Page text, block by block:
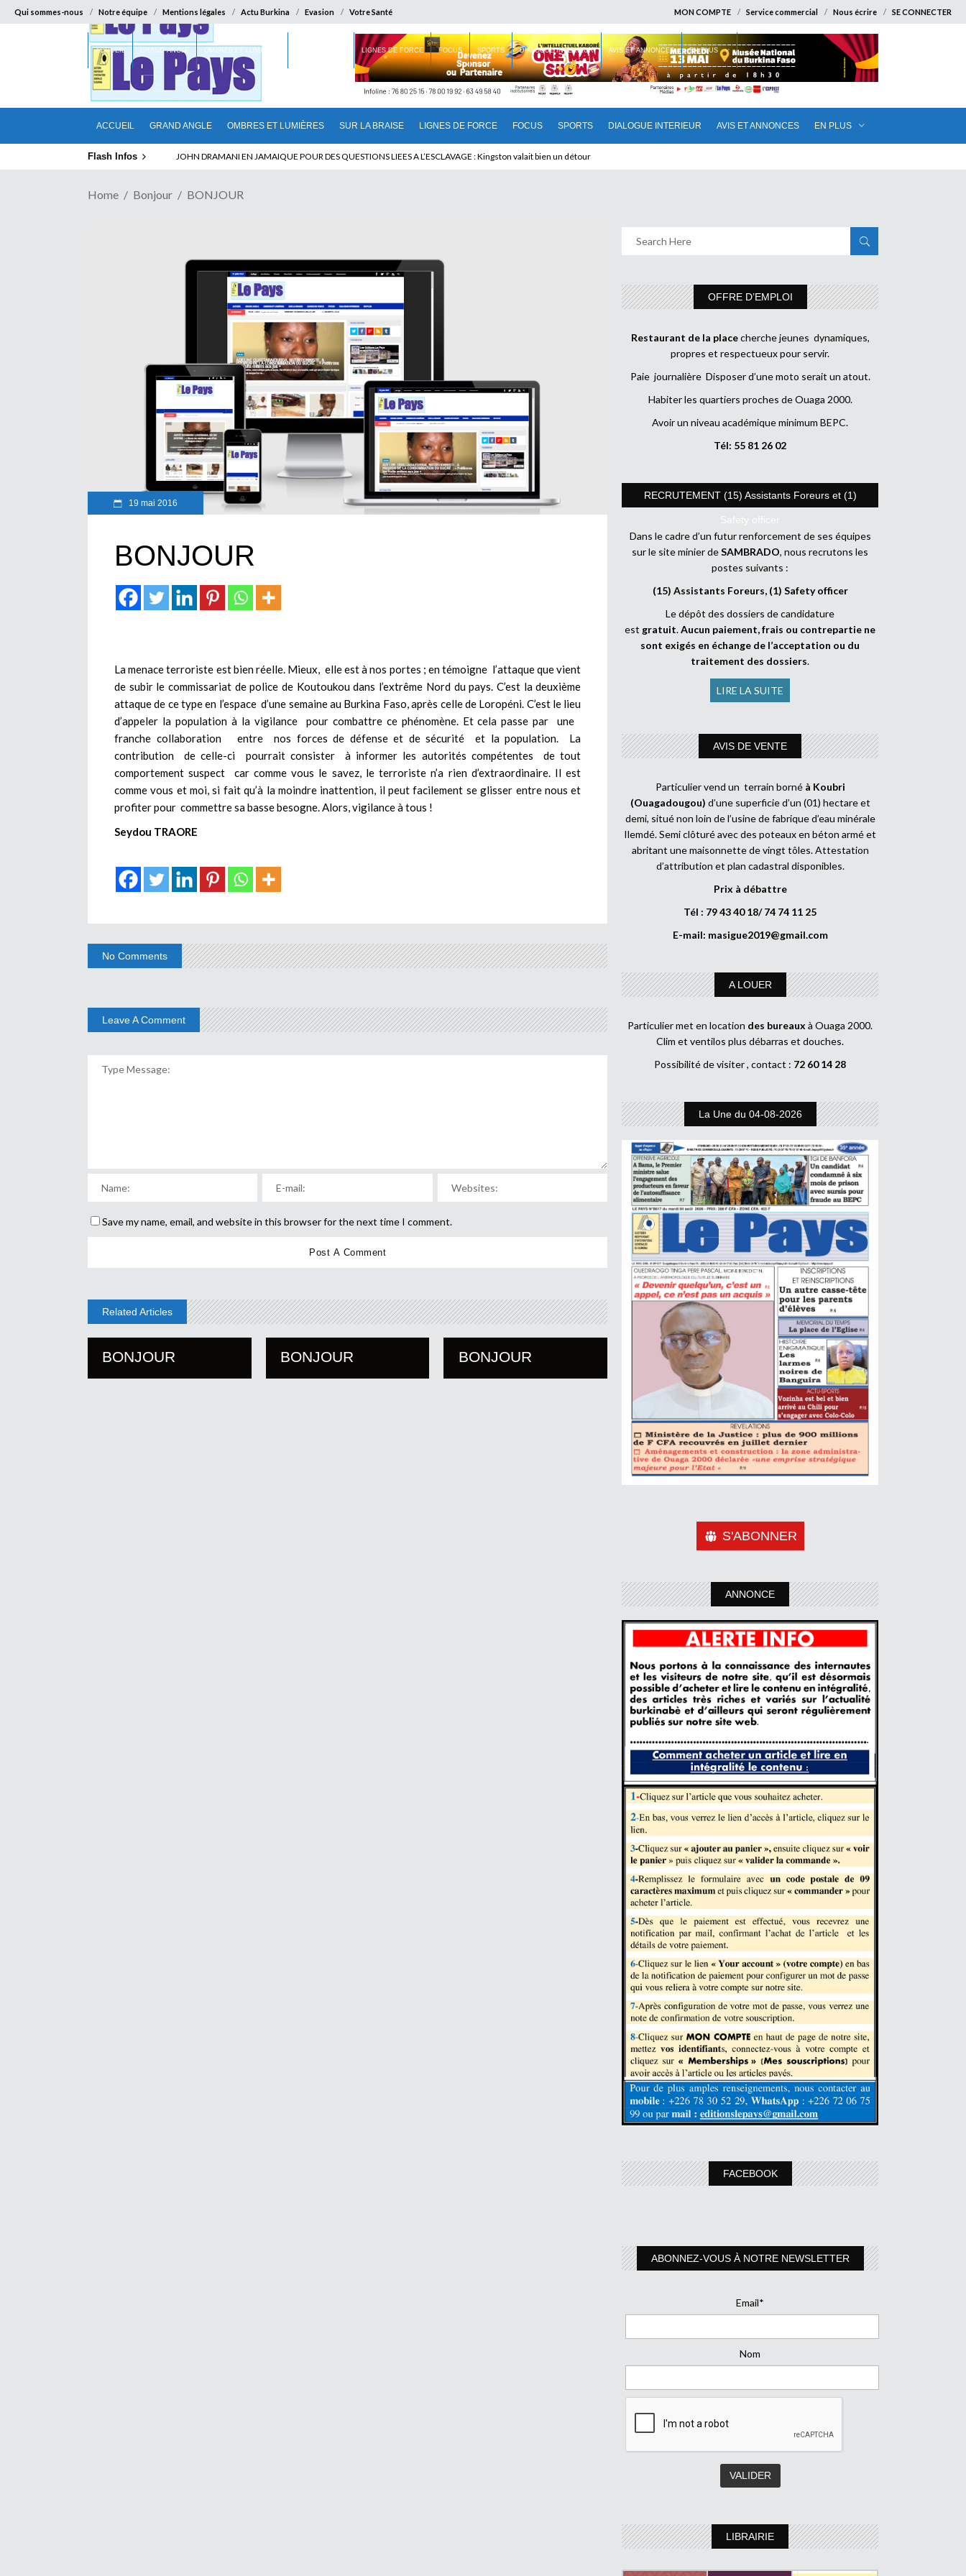
Qui sommes-nous Notre équipe Mentions légales Actu Burkina Evasion Votre Santé MON COMPTE Service commercial Nous écrire SE CONNECTER
ACCUEIL GRAND ANGLE OMBRES ET LUMIÈRES SUR LA BRAISE LIGNES DE FORCE FOCUS SPORTS DIALOGUE INTERIEUR AVIS ET ANNONCES EN PLUS
ACCUEIL GRAND ANGLE OMBRES ET LUMIÈRES LIGNES DE FORCE FOCUS SPORTS DIALOGUE INTERIEUR AVIS ET ANNONCES EN PLUS
Flash Infos ELECTION DE TALON A LA TETE DU SENAT BENINOIS : Quand Patrice quitte le pouvoir sans partir !
Home Bonjour BONJOUR
19 mai 2016
BONJOUR
La menace terroriste est bien réelle. Mieux, elle est à nos portes ; en témoigne l’attaque que vient
de subir le commissariat de police de Koutoukou dans l’extrême Nord du pays. C’est la deuxième
attaque de ce type en l’espace d’une semaine au Burkina Faso, après celle de Loropéni. C’est le lieu
d’appeler la population à la vigilance pour combattre ce phénomène. Et cela passe par une
franche collaboration entre nos forces de défense et de sécurité et la population. La
contribution de celle-ci pourrait consister à informer les autorités compétentes de tout
comportement suspect car comme vous le savez, le terroriste n’a rien d’extraordinaire. Il est
comme vous et moi, si fait qu’à la moindre inattention, il peut facilement se glisser entre nous et
profiter pour commettre sa basse besogne. Alors, vigilance à tous !
Seydou TRAORE
No Comments
Leave A Comment
Save my name, email, and website in this browser for the next time I comment.
Related Articles
BONJOUR BONJOUR BONJOUR
OFFRE D’EMPLOI
Restaurant de la placecherche jeunes dynamiques,
propres et respectueux pour servir.
Paie journalière Disposer d’une moto serait un atout.
Habiter les quartiers proches de Ouaga 2000.
Avoir un niveau académique minimum BEPC.
Tél: 55 81 26 02
RECRUTEMENT (15) Assistants Foreurs et (1)
Safety officer
Dans le cadre d’un futur renforcement de ses équipes
sur le site minier deSAMBRADO, nous recrutons les
postes suivants :
(15) Assistants Foreurs, (1) Safety officer
Le dépôt des dossiers de candidature
est gratuit.Aucun paiement, frais ou contrepartie ne
sont exigés en échange de l’acceptation ou du
traitement des dossiers.
LIRE LA SUITE
AVIS DE VENTE
Particulier vend un terrain borné à Koubri
(Ouagadougou) d’une superficie d’un (01) hectare et
demi, situé non loin de l’usine de fabrique d’eau minérale
Ilemdé. Semi clôturé avec des poteaux en béton armé et
abritant une maisonnette de vingt tôles. Attestation
d’attribution et plan cadastral disponibles.
Prix à débattre
Tél : 79 43 40 18/ 74 74 11 25
E-mail: masigue2019@gmail.com
A LOUER
Particulier met en location des bureaux à Ouaga 2000.
Clim et ventilos plus débarras et douches.
Possibilité de visiter , contact : 72 60 14 28
La Une du 04-08-2026
S'ABONNER
ANNONCE
FACEBOOK
ABONNEZ-VOUS À NOTRE NEWSLETTER
Email*
Nom
LIBRAIRIE